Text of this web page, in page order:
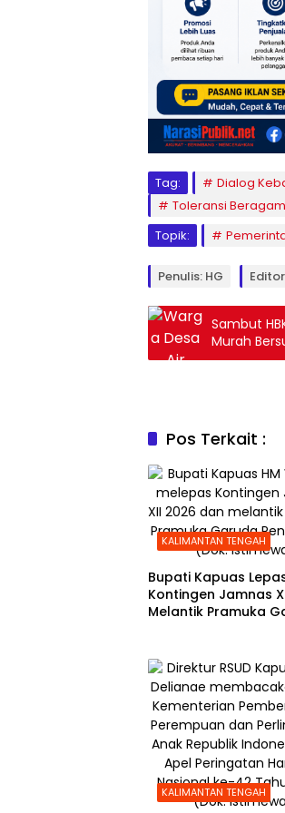
Tag: Dialog
Toleransi
Topik:
Penulis: HG
Sambut
Murah
Pos Terkait :
KALIMANTAN TENGAH
Bupati Kapuas
Kontingen Jamnas
Melantik Pramuka
KALIMANTAN TENGAH